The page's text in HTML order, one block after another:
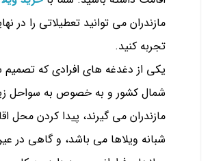
مازندران می توانید تعطیلاتی را در
تجربه کنید.
یکی از دغدغه های افرادی که تصمیم
شمال کشور و به خصوص به سواحل
مازندران می گیرند، پیدا کردن محل
شبانه ویلاها می باشد، و گاهی در